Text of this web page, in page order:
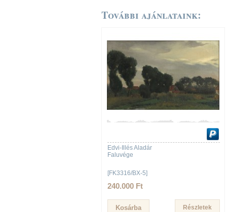
További ajánlataink:
Edvi-Illés Aladár
Faluvége
[FK3316/BX-5]
240.000 Ft
Részletek